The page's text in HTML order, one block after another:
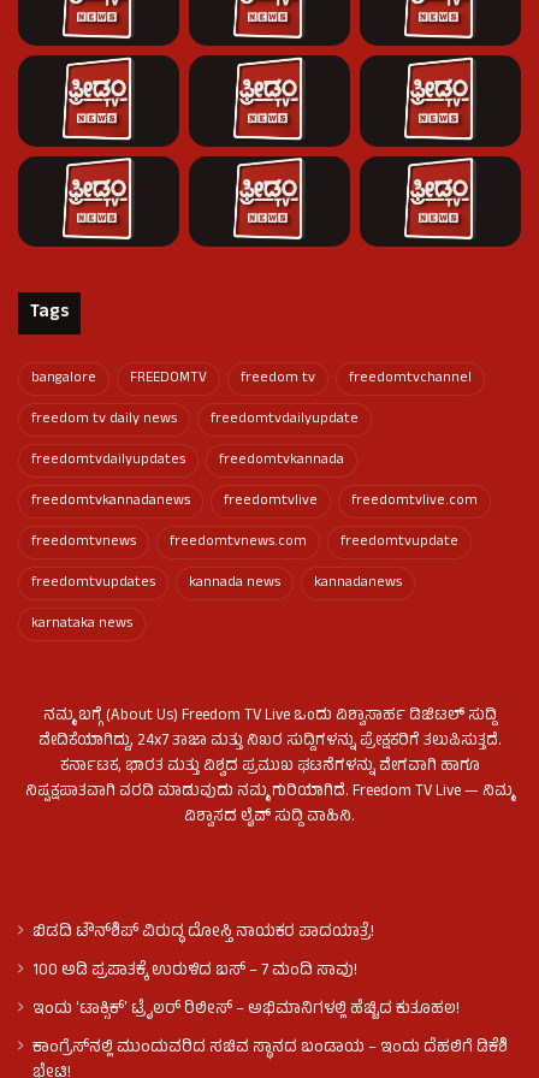
Tags
bangalore FREEDOMTV freedom tv
freedomtvchannel
freedom tv daily news
freedomtvdailyupdate
freedomtvdailyupdates
freedomtvkannada
freedomtvkannadanews
freedomtvlive
freedomtvlive.com
freedomtvnews
freedomtvnews.com
freedomtvupdate
freedomtvupdates
kannada news
kannadanews
karnataka news
ನಮ್ಮ ಬಗ್ಗೆ (About Us) Freedom TV Live ಒಂದು ವಿಶ್ವಾಸಾರ್ಹ ಡಿಜಿಟಲ್ ಸುದ್ದಿ
ವೇದಿಕೆಯಾಗಿದ್ದು, 24x7 ತಾಜಾ ಮತ್ತು ನಿಖರ ಸುದ್ದಿಗಳನ್ನು ಪ್ರೇಕ್ಷಕರಿಗೆ ತಲುಪಿಸುತ್ತದೆ.
ಕರ್ನಾಟಕ, ಭಾರತ ಮತ್ತು ವಿಶ್ವದ ಪ್ರಮುಖ ಘಟನೆಗಳನ್ನು ವೇಗವಾಗಿ ಹಾಗೂ
ನಿಷ್ಪಕ್ಷಪಾತವಾಗಿ ವರದಿ ಮಾಡುವುದು ನಮ್ಮ ಗುರಿಯಾಗಿದೆ. Freedom TV Live — ನಿಮ್ಮ
ವಿಶ್ವಾಸದ ಲೈವ್ ಸುದ್ದಿ ವಾಹಿನಿ.
ಬಿಡದಿ ಟೌನ್‌ಶಿಪ್‌ ವಿರುದ್ಧ ದೋಸ್ತಿ ನಾಯಕರ ಪಾದಯಾತ್ರೆ!
100 ಅಡಿ ಪ್ರಪಾತಕ್ಕೆ ಉರುಳಿದ ಬಸ್‌ – 7 ಮಂದಿ ಸಾವು!
ಇಂದು ʻಟಾಕ್ಸಿಕ್ʼ ಟ್ರೈಲರ್ ರಿಲೀಸ್‌ – ಅಭಿಮಾನಿಗಳಲ್ಲಿ ಹೆಚ್ಚಿದ ಕುತೂಹಲ!
ಕಾಂಗ್ರೆಸ್​ನಲ್ಲಿ ಮುಂದುವರಿದ ಸಚಿವ ಸ್ಥಾನದ ಬಂಡಾಯ – ಇಂದು ದೆಹಲಿಗೆ ಡಿಕೆಶಿ